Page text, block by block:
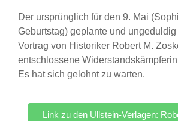
Der ursprünglich für den 9. Mai
Geburtstag) geplante und
Vortrag von Historiker Robert M.
entschlossene
Es hat sich gelohnt zu warten.
Link zu den Ullstein-Verlagen: